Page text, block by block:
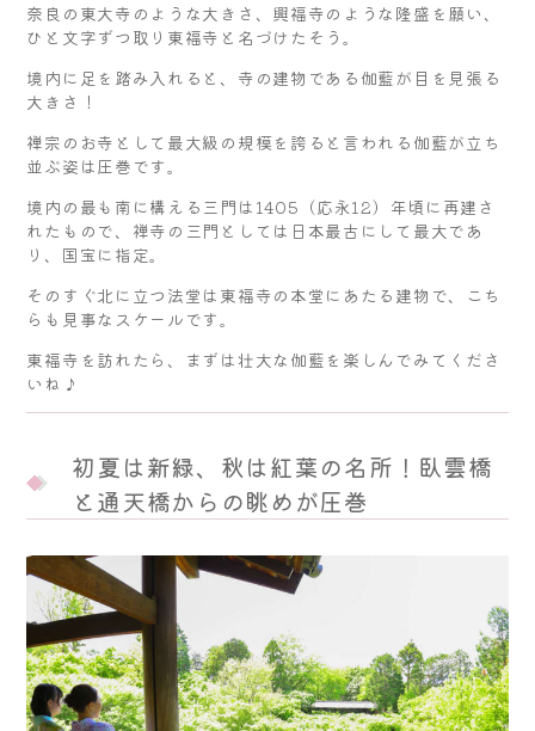
奈良の東大寺のような大きさ、興福寺のような隆盛を願い、
ひと文字ずつ取り東福寺と名づけたそう。
境内に足を踏み入れると、寺の建物である伽藍が目を見張る
大きさ！
禅宗のお寺として最大級の規模を誇ると言われる伽藍が立ち
並ぶ姿は圧巻です。
境内の最も南に構える三門は1405（応永12）年頃に再建さ
れたもので、禅寺の三門としては日本最古にして最大であ
り、国宝に指定。
そのすぐ北に立つ法堂は東福寺の本堂にあたる建物で、こち
らも見事なスケールです。
東福寺を訪れたら、まずは壮大な伽藍を楽しんでみてくださ
いね♪
初夏は新緑、秋は紅葉の名所！臥雲橋
と通天橋からの眺めが圧巻